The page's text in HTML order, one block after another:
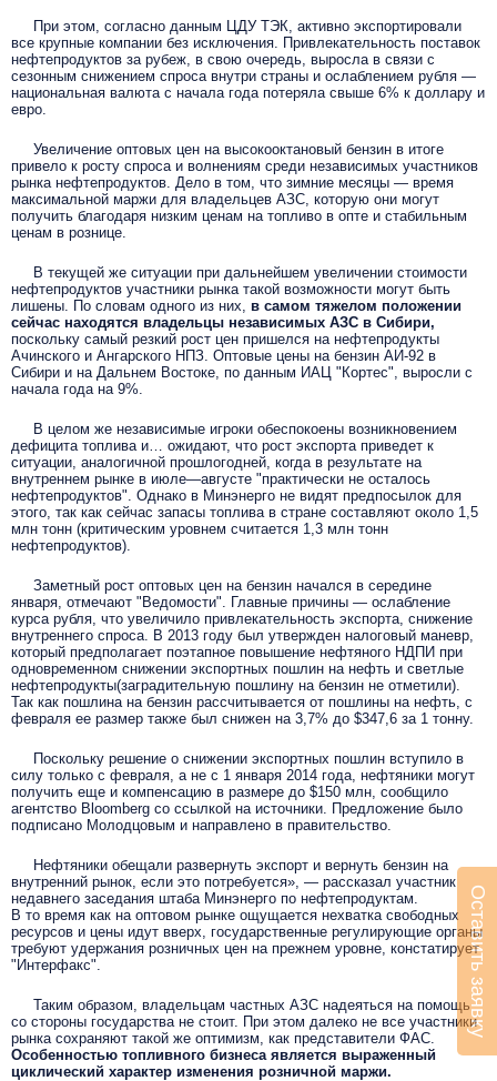
При этом, согласно данным ЦДУ ТЭК, активно экспортировали
все крупные компании без исключения. Привлекательность поставок
нефтепродуктов за рубеж, в свою очередь, выросла в связи с
сезонным снижением спроса внутри страны и ослаблением рубля —
национальная валюта с начала года потеряла свыше 6% к доллару и
евро.
Увеличение оптовых цен на высокооктановый бензин в итоге
привело к росту спроса и волнениям среди независимых участников
рынка нефтепродуктов. Дело в том, что зимние месяцы — время
максимальной маржи для владельцев АЗС, которую они могут
получить благодаря низким ценам на топливо в опте и стабильным
ценам в рознице.
В текущей же ситуации при дальнейшем увеличении стоимости
нефтепродуктов участники рынка такой возможности могут быть
лишены. По словам одного из них, в самом тяжелом положении
сейчас находятся владельцы независимых АЗС в Сибири,
поскольку самый резкий рост цен пришелся на нефтепродукты
Ачинского и Ангарского НПЗ. Оптовые цены на бензин АИ-92 в
Сибири и на Дальнем Востоке, по данным ИАЦ "Кортес", выросли с
начала года на 9%.
В целом же независимые игроки обеспокоены возникновением
дефицита топлива и… ожидают, что рост экспорта приведет к
ситуации, аналогичной прошлогодней, когда в результате на
внутреннем рынке в июле—августе "практически не осталось
нефтепродуктов". Однако в Минэнерго не видят предпосылок для
этого, так как сейчас запасы топлива в стране составляют около 1,5
млн тонн (критическим уровнем считается 1,3 млн тонн
нефтепродуктов).
Заметный рост оптовых цен на бензин начался в середине
января, отмечают "Ведомости". Главные причины — ослабление
курса рубля, что увеличило привлекательность экспорта, снижение
внутреннего спроса. В 2013 году был утвержден налоговый маневр,
который предполагает поэтапное повышение нефтяного НДПИ при
одновременном снижении экспортных пошлин на нефть и светлые
нефтепродукты(заградительную пошлину на бензин не отметили).
Так как пошлина на бензин рассчитывается от пошлины на нефть, с
февраля ее размер также был снижен на 3,7% до $347,6 за 1 тонну.
Поскольку решение о снижении экспортных пошлин вступило в
силу только с февраля, а не с 1 января 2014 года, нефтяники могут
получить еще и компенсацию в размере до $150 млн, сообщило
агентство Bloomberg со ссылкой на источники. Предложение было
подписано Молодцовым и направлено в правительство.
Нефтяники обещали развернуть экспорт и вернуть бензин на
внутренний рынок, если это потребуется», — рассказал участник
недавнего заседания штаба Минэнерго по нефтепродуктам.
В то время как на оптовом рынке ощущается нехватка свободных
ресурсов и цены идут вверх, государственные регулирующие органы
требуют удержания розничных цен на прежнем уровне, констатирует
"Интерфакс".
Таким образом, владельцам частных АЗС надеяться на помощь
со стороны государства не стоит. При этом далеко не все участники
рынка сохраняют такой же оптимизм, как представители ФАС.
Особенностью топливного бизнеса является выраженный
циклический характер изменения розничной маржи.
Оставить заявку